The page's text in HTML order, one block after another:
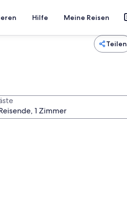
Hilfe Meine Reisen
Teilen